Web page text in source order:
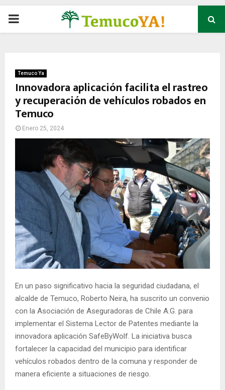
P
M
A
M
E
N
U
Temuco Ya
Innovadora aplicación facilita el rastreo
y recuperación de vehículos robados en
Temuco
Enero 25, 2024
En un paso significativo hacia la seguridad ciudadana, el
alcalde de Temuco, Roberto Neira, ha suscrito un convenio
con la Asociación de Aseguradoras de Chile A.G. para
implementar el Sistema Lector de Patentes mediante la
innovadora aplicación SafeByWolf. La iniciativa busca
fortalecer la capacidad del municipio para identificar
vehículos robados dentro de la comuna y responder de
manera eficiente a situaciones de riesgo.